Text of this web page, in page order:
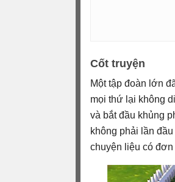
Cốt truyện
Một tập đoàn lớn
mọi thứ lại không
và bắt đầu khủng
không phải lần
chuyện liệu có